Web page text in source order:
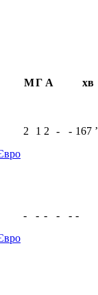
МГ А хв
2 1 2 - - 167 ʼ
- - - - - -